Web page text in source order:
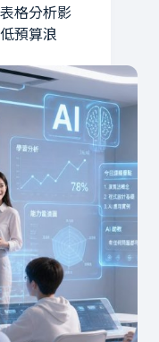
格分析影
預算浪